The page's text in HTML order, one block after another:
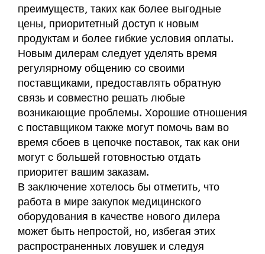
преимуществ, таких как более выгодные
цены, приоритетный доступ к новым
продуктам и более гибкие условия оплаты.
Новым дилерам следует уделять время
регулярному общению со своими
поставщиками, предоставлять обратную
связь и совместно решать любые
возникающие проблемы. Хорошие отношения
с поставщиком также могут помочь вам во
время сбоев в цепочке поставок, так как они
могут с большей готовностью отдать
приоритет вашим заказам.
В заключение хотелось бы отметить, что
работа в мире закупок медицинского
оборудования в качестве нового дилера
может быть непростой, но, избегая этих
распространенных ловушек и следуя